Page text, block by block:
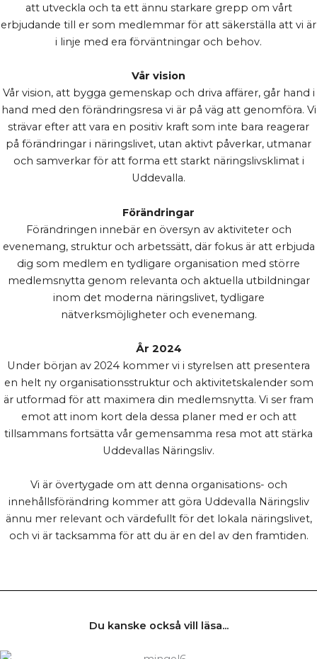
att utveckla och ta ett ännu starkare grepp om vårt
erbjudande till er som medlemmar för att säkerställa att vi är
i linje med era förväntningar och behov.
Vår vision
Vår vision, att bygga gemenskap och driva affärer, går hand i
hand med den förändringsresa vi är på väg att genomföra. Vi
strävar efter att vara en positiv kraft som inte bara reagerar
på förändringar i näringslivet, utan aktivt påverkar, utmanar
och samverkar för att forma ett starkt näringslivsklimat i
Uddevalla.
Förändringar
Förändringen innebär en översyn av aktiviteter och
evenemang, struktur och arbetssätt, där fokus är att erbjuda
dig som medlem en tydligare organisation med större
medlemsnytta genom relevanta och aktuella utbildningar
inom det moderna näringslivet, tydligare
nätverksmöjligheter och evenemang.
År 2024
Under början av 2024 kommer vi i styrelsen att presentera
en helt ny organisationsstruktur och aktivitetskalender som
är utformad för att maximera din medlemsnytta. Vi ser fram
emot att inom kort dela dessa planer med er och att
tillsammans fortsätta vår gemensamma resa mot att stärka
Uddevallas Näringsliv.
Vi är övertygade om att denna organisations- och
innehållsförändring kommer att göra Uddevalla Näringsliv
ännu mer relevant och värdefullt för det lokala näringslivet,
och vi är tacksamma för att du är en del av den framtiden.
Du kanske också vill läsa...